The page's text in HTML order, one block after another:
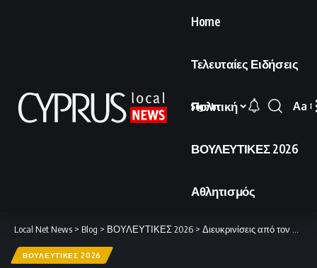
Home
Τελευταίες Ειδήσεις
Πολιτική
ΒΟΥΛΕΥΤΙΚΕΣ 2026
Αθλητισμός
Sign In
Font
Aa
Local Net News > Blog > ΒΟΥΛΕΥΤΙΚΕΣ 2026 > Διευκρινίσεις από τον Νικόλα για τους ισχυρισμούς περί «Άμεσης Δημοκρατίας» ζητά η Υπηρεσία Εκλογών
ΒΟΥΛΕΥΤΙΚΕΣ 2026